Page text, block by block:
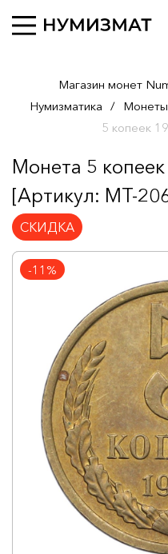
Магазин монет
Нумизматика /
5 копеек
Монета 5
[Артикул: MT-
СКИДКА
-11%